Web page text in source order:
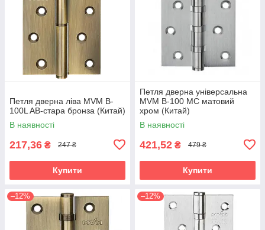
Петля дверна ліва MVM B-
100L AB-стара бронза (Китай)
В наявності
217,36 ₴ 247 ₴
Купити
Петля дверна універсальна
MVM B-100 MC матовий
хром (Китай)
В наявності
421,52 ₴ 479 ₴
Купити
–12% –12%